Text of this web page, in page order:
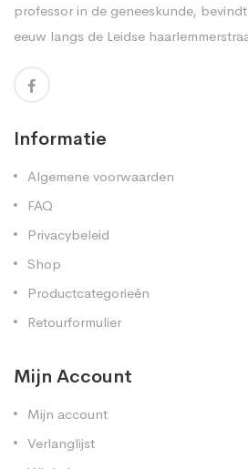
professor in de geneeskunde,
eeuw langs de Leidse
Informatie
Algemene voorwaarden
FAQ
Privacybeleid
Shop
Productcategorieën
Retourformulier
Mijn Account
Mijn account
Verlanglijst